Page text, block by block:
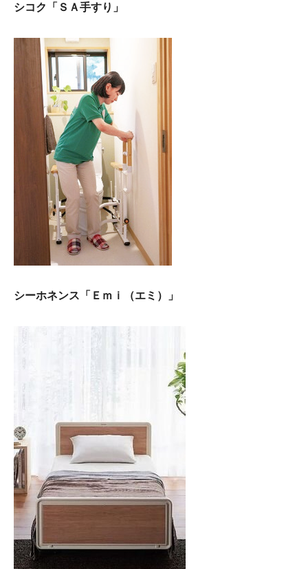
シコク「ＳＡ手すり」
シーホネンス「Ｅｍｉ（エミ）」